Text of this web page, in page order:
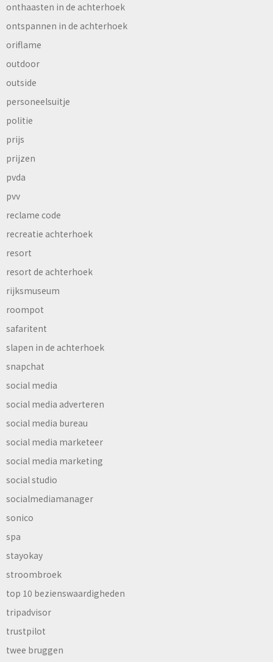
onthaasten in de achterhoek
ontspannen in de achterhoek
oriflame
outdoor
outside
personeelsuitje
politie
prijs
prijzen
pvda
pvv
reclame code
recreatie achterhoek
resort
resort de achterhoek
rijksmuseum
roompot
safaritent
slapen in de achterhoek
snapchat
social media
social media adverteren
social media bureau
social media marketeer
social media marketing
social studio
socialmediamanager
sonico
spa
stayokay
stroombroek
top 10 bezienswaardigheden
tripadvisor
trustpilot
twee bruggen